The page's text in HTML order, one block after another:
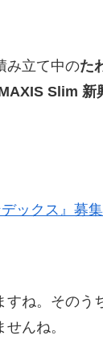
み立て中のた
Slim 新
ックス』募
ね。そのう
んね。